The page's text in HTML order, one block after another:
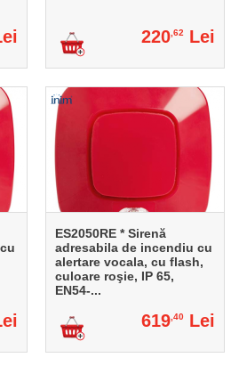
220,62 Lei
ES2050RE * Sirenă
adresabila de incendiu cu
alertare vocala, cu flash,
culoare roşie, IP 65,
EN54-...
619,40 Lei